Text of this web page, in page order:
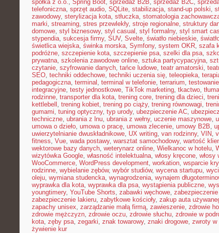
spółka z o.o., Spring Boot, sprzedaż B2B, sprzedaż B2C,
telefoniczna, sprzęt audio, SQLite, stabilizacja, stand-up polski,
zawodowy, sterylizacja kota, stłuczka, stomatologia
marki, streaming, stres przewlekły, stroje regionalne, struktury
domowe, styl biznesowy, styl casual , styl formalny, styl smart
stypendia, sukcesja firmy, SUV, Svelte, światło niebieskie,
świetlica wiejska, świnka morska, Symfony, system OKR, szafa
podróżne, szczepienie kota, szczepienie psa, szelki dla psa,
prywatna, szkolenia zawodowe online, sztuka partycypacyjna,
czytanie, szyfrowanie danych, tańce ludowe, teatr amatorski,
SEO, techniki oddechowe, techniki uczenia się, teleopieka,
pedagogiczna, terminal , terminal w telefonie, terrarium,
integracyjne, testy jednostkowe, TikTok marketing, tkactwo,
rodzinne, transporter dla kota, trening core, trening dla dzieci,
kettlebell , trening kobiet, trening po ciąży, trening równowagi,
gumami, tuning optyczny, typ urody, ubezpieczenie AC,
techniczne, ubrania z lnu, ubrania z wełny, uczenie maszynowe,
umowa o dzieło, umowa o pracę, umowa zlecenie, umowy B2B,
uwierzytelnianie dwuskładnikowe, UX writing, van rodzinny, VIN,
fitness, Vue, wada postawy, warsztat samochodowy, wartość
wektorowe bazy danych, weterynarz online, Wielkanoc w hotelu,
wizytówka Google, własność intelektualna, włosy kręcone, włosy
WooCommerce, WordPress development, workation, wsparcie
rodzinne, wybielanie zębów, wybór studiów, wycena startupu,
oleju, wymiana studencka, wynagrodzenia, wynajem
wyprawka dla kota, wyprawka dla psa, wystąpienia publiczne,
youngtimery, YouTube Shorts, zabawki węchowe,
zabezpieczenie lakieru, zabytkowe kościoły, zakup auta
zapachy unisex, zarządzanie małą firmą, zawieszenie, zdrowie
zdrowie mężczyzn, zdrowie oczu, zdrowie słuchu, zdrowie w
kota, zęby psa, zegarki, znak towarowy, znaki drogowe, zwroty w
żywienie kur